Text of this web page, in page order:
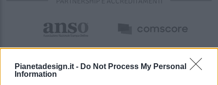
Pianetadesign.it - Do Not Process My Personal
Information